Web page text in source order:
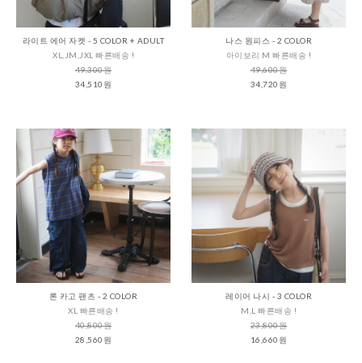
라이트 에어 자켓 - 5 COLOR + ADULT
XL,JM,JXL 빠른배송 !
49,300원
34,510원
나스 원피스 - 2 COLOR
아이보리 M 빠른배송 !
49,600원
34,720원
론 카고 팬츠 - 2 COLOR
XL 빠른배송 !
40,800원
28,560원
레이어 나시 - 3 COLOR
M,L 빠른배송 !
23,800원
16,660원